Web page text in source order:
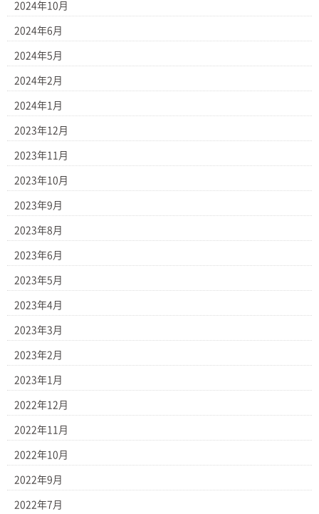
2024年10月
2024年6月
2024年5月
2024年2月
2024年1月
2023年12月
2023年11月
2023年10月
2023年9月
2023年8月
2023年6月
2023年5月
2023年4月
2023年3月
2023年2月
2023年1月
2022年12月
2022年11月
2022年10月
2022年9月
2022年7月